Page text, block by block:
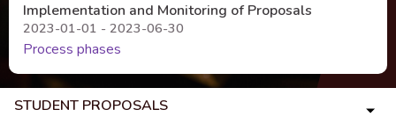
Implementation and Monitoring of Proposals
2023-01-01 - 2023-06-30
Process phases
STUDENT PROPOSALS